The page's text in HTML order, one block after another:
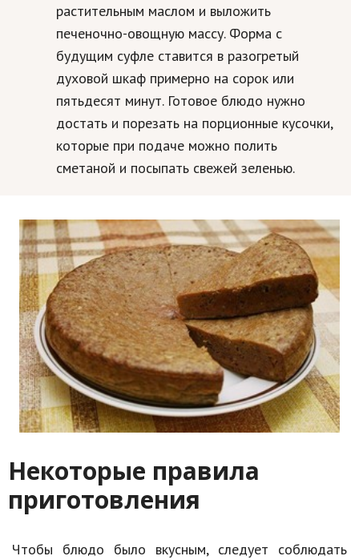
растительным маслом и выложить
печеночно-овощную массу. Форма с
будущим суфле ставится в разогретый
духовой шкаф примерно на сорок или
пятьдесят минут. Готовое блюдо нужно
достать и порезать на порционные кусочки,
которые при подаче можно полить
сметаной и посыпать свежей зеленью.
Некоторые правила
приготовления
Чтобы блюдо было вкусным, следует соблюдать